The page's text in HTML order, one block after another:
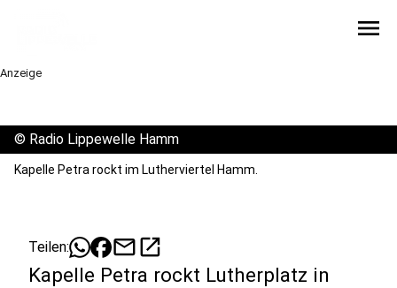
menu
Anzeige
© Radio Lippewelle Hamm
Kapelle Petra rockt im Lutherviertel Hamm.
Teilen: mailopen_in_new
Kapelle Petra rockt Lutherplatz in